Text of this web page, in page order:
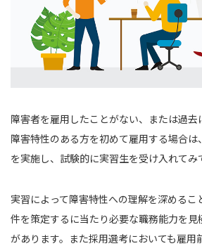
障害者を雇用したことがない、または過
障害特性のある方を初めて雇用する場合
を実施し、試験的に実習生を受け入れてみ
実習によって障害特性への理解を深めるこ
件を策定するに当たり必要な職務能力を見
があります。また採用選考においても雇用